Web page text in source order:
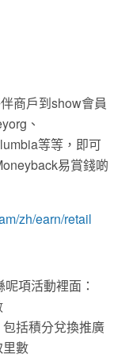
商戶到show會員
、
等等，即可
易賞錢啲
zh/earn/retail
項活動裡面：
括積分兌換推廣
數